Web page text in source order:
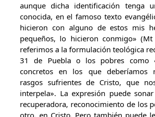
aunque dicha identificación tenga
conocida, en el famoso texto
hicieron con alguno de estos mis
pequeños, lo hicieron conmigo»
referimos a la formulación teológica
31 de Puebla o los pobres como
concretos en los que deberíamos
rasgos sufrientes de Cristo, que
interpela». La expresión puede
recuperadora, reconocimiento de los
otro, en Cristo. Pero también puede